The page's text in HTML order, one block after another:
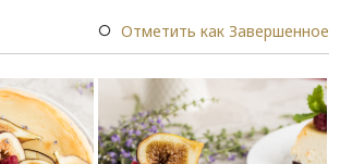
Отметить как Завершенное